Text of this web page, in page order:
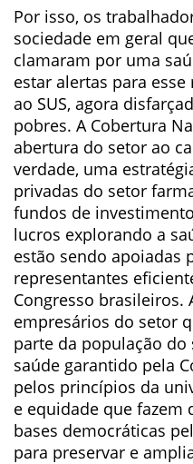
Por isso, os
sociedade em geral
clamaram por uma
estar alertas para
ao SUS, agora
pobres. A Cobertura
abertura do setor ao
verdade, uma
privadas do setor
fundos de
lucros explorando a
estão sendo apoiadas
representantes
Congresso brasileiros.
empresários do setor
parte da população
saúde garantido pela
pelos princípios da
e equidade que fazem
bases democráticas
para preservar e